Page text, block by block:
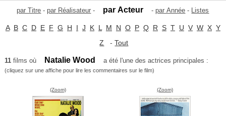
par Titre -par Réalisateur - par Acteur -par Année - Listes
A B C D E F G H I J K L M N O P Q R S T U V W X Y
Z -Tout
11films où Natalie Wood a été l'une des actrices principales :
(cliquez sur une affiche pour lire les commentaires sur le film)
(Zoom) (Zoom)